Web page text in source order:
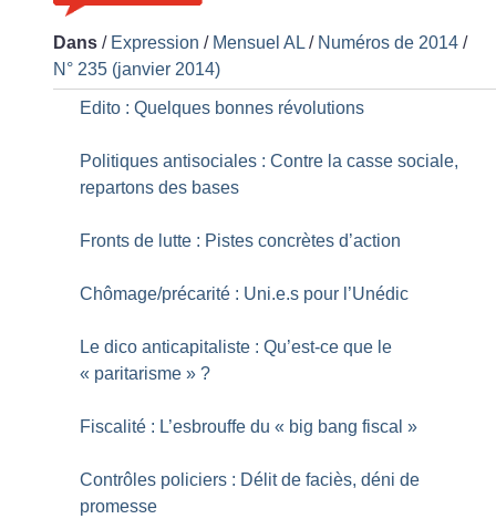
Dans / Expression / Mensuel AL / Numéros de 2014 /
N° 235 (janvier 2014)
Edito : Quelques bonnes révolutions
Politiques antisociales : Contre la casse sociale,
repartons des bases
Fronts de lutte : Pistes concrètes d’action
Chômage/précarité : Uni.e.s pour l’Unédic
Le dico anticapitaliste : Qu’est-ce que le
« paritarisme » ?
Fiscalité : L’esbrouffe du « big bang fiscal »
Contrôles policiers : Délit de faciès, déni de
promesse